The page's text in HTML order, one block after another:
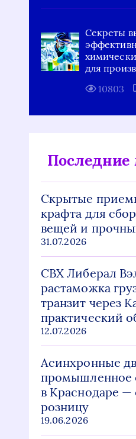
Секреты
для
10803
Последние
Скрытые
крафта для
вещей и
31.07.2026
СВХ Либерал
растаможка
транзит через
практический
12.07.2026
Асинхронные
промышленное
в Краснодаре —
розницу
19.06.2026